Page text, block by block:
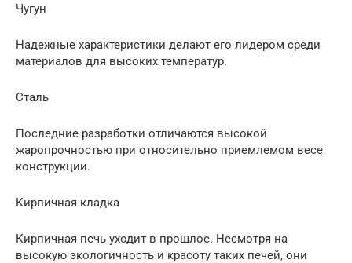
Чугун
Надежные характеристики делают его лидером среди
материалов для высоких температур.
Сталь
Последние разработки отличаются высокой
жаропрочностью при относительно приемлемом весе
конструкции.
Кирпичная кладка
Кирпичная печь уходит в прошлое. Несмотря на
высокую экологичность и красоту таких печей, они